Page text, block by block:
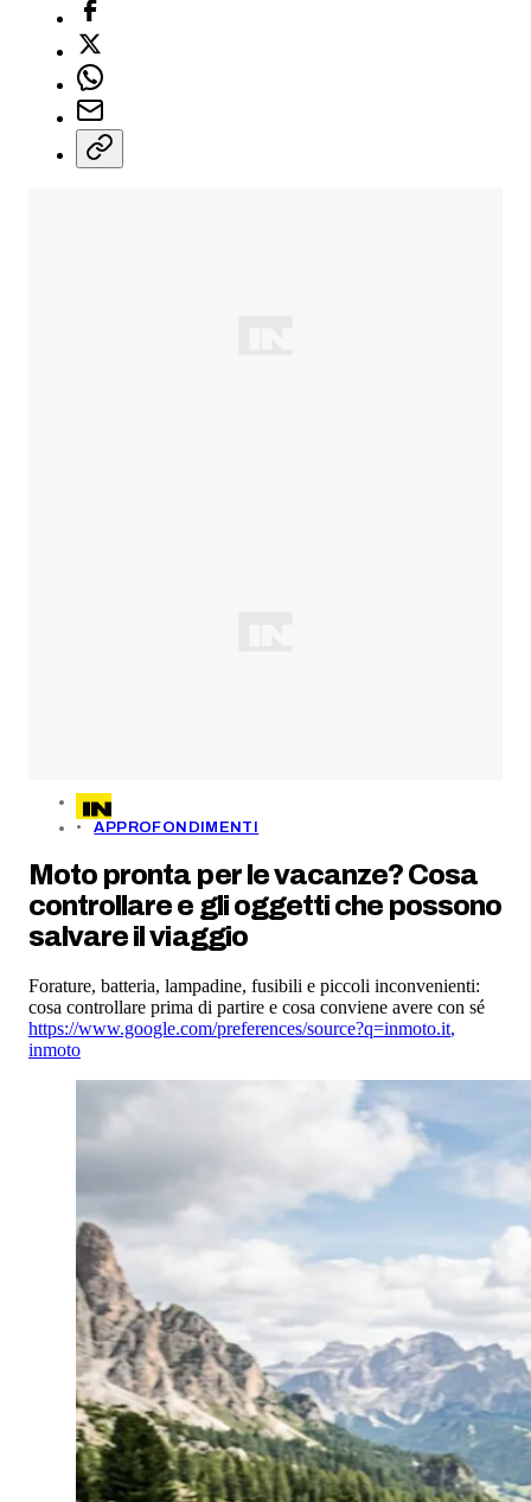
APPROFONDIMENTI
Moto pronta per le vacanze? Cosa
controllare e gli oggetti che possono
salvare il viaggio
Forature, batteria, lampadine, fusibili e piccoli inconvenienti:
cosa controllare prima di partire e cosa conviene avere con sé
https://www.google.com/preferences/source?q=inmoto.it,
inmoto